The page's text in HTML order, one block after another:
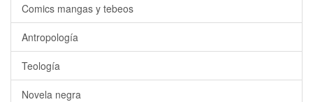
Comics mangas y tebeos
Antropología
Teología
Novela negra